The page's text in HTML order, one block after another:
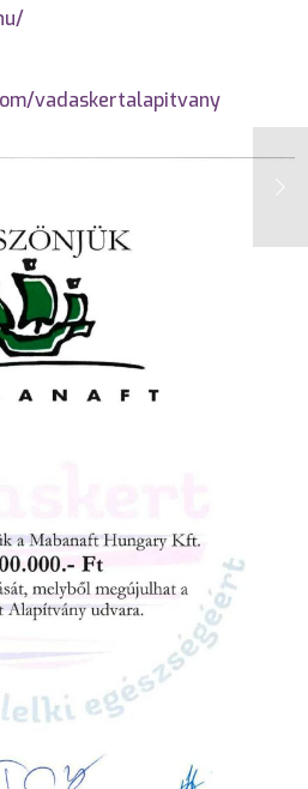
vadaskertalapitvany